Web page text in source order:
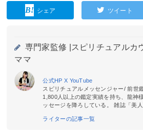
シェア ツイート
専門家監修 |
スピリチュアルカ
ママ
公式HP X YouTube
スピリチュアルメッセンジャー/ 前世
1,800人以上の鑑定実績を持ち、龍神
ッセージを降ろしている。 雑誌「美人
ライターの記事一覧